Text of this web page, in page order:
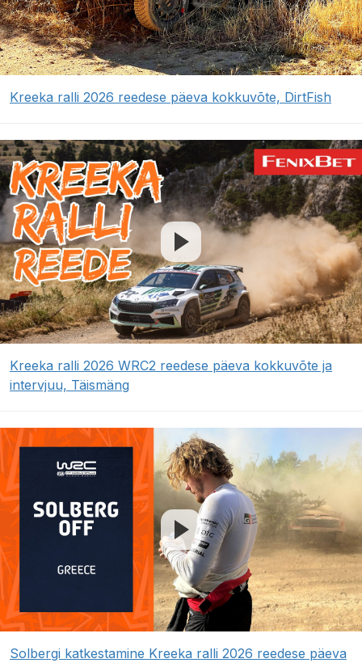
Kreeka ralli 2026 reedese päeva kokkuvõte, DirtFish
Kreeka ralli 2026 WRC2 reedese päeva kokkuvõte ja
intervjuu, Täismäng
Solbergi katkestamine Kreeka ralli 2026 reedese päeva